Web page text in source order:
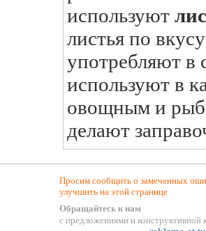
используют
листья по
употребляют в
используют в
овощным и
делают
Просим сообщить о замеченных
улучшить на этой странице
Обращайтесь к нам
с предложениями и конструктивной